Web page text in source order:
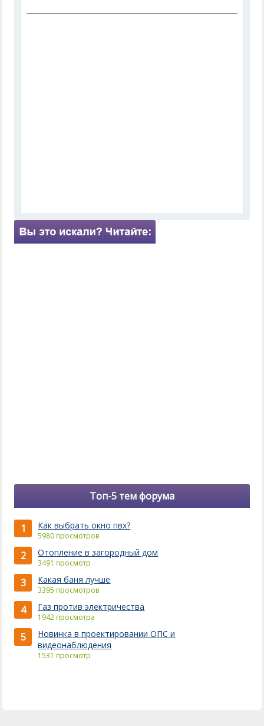
Топ-5 тем форума
1 Как выбрать окно пвх?
5980 просмотров
2 Отопление в загородный дом
3491 просмотр
3 Какая баня лучше
3395 просмотров
4 Газ против электричества
1942 просмотра
5
Новинка в проектировании ОПС и
видеонаблюдения
1531 просмотр